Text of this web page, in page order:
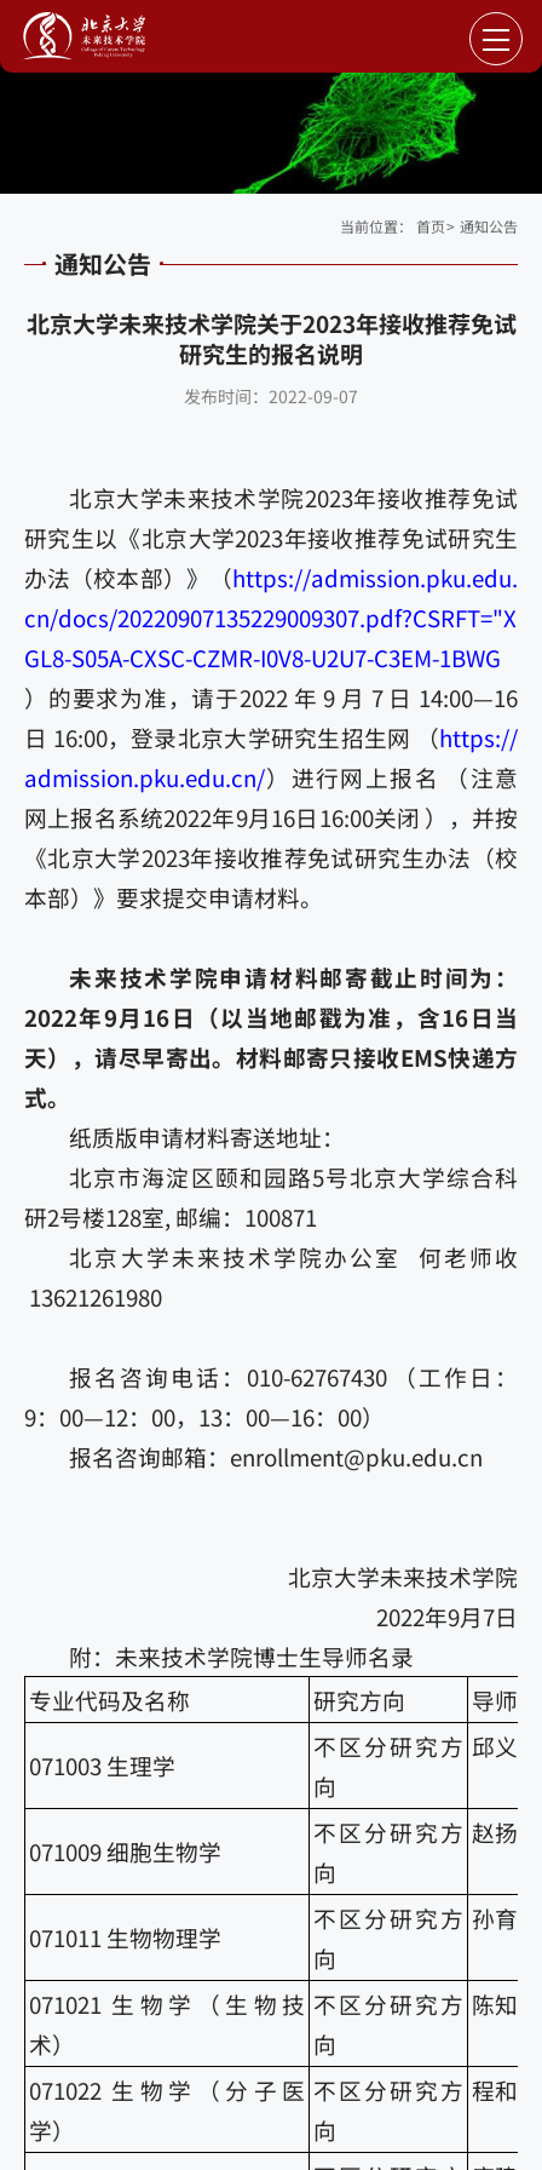
当前位置： 首页> 通知公告
通知公告
北京大学未来技术学院关于2023年接收推荐免试
研究生的报名说明
发布时间：2022-09-07
北京大学未来技术学院2023年接收推荐免试
研究生以《北京大学2023年接收推荐免试研究生
办法（校本部）》（https://admission.pku.edu.
cn/docs/20220907135229009307.pdf?CSRFT="X
GL8-S05A-CXSC-CZMR-I0V8-U2U7-C3EM-1BWG
）的要求为准，请于2022 年 9 月 7 日 14:00—16
日 16:00，登录北京大学研究生招生网 （https://
admission.pku.edu.cn/）进行网上报名 （注意
网上报名系统2022年9月16日16:00关闭 ），并按
《北京大学2023年接收推荐免试研究生办法（校
本部）》要求提交申请材料。
未来技术学院申请材料邮寄截止时间为：
2022年9月16日（以当地邮戳为准，含16日当
天），请尽早寄出。材料邮寄只接收EMS快递方
式。
纸质版申请材料寄送地址：
北京市海淀区颐和园路5号北京大学综合科
研2号楼128室, 邮编：100871
北京大学未来技术学院办公室 何老师收
13621261980
报名咨询电话：010-62767430 （工作日：
9：00—12：00，13：00—16：00）
报名咨询邮箱：enrollment@pku.edu.cn
北京大学未来技术学院
2022年9月7日
附：未来技术学院博士生导师名录
专业代码及名称
研究方向
导师
071003 生理学
不区分研究方
向
邱义福
071009 细胞生物学
不区分研究方
向
赵扬
071011 生物物理学
不区分研究方
向
孙育
071021 生物学（生物技
术）
不区分研究方
向
陈知行
071022 生物学（分子医
学）
不区分研究方
向
程和